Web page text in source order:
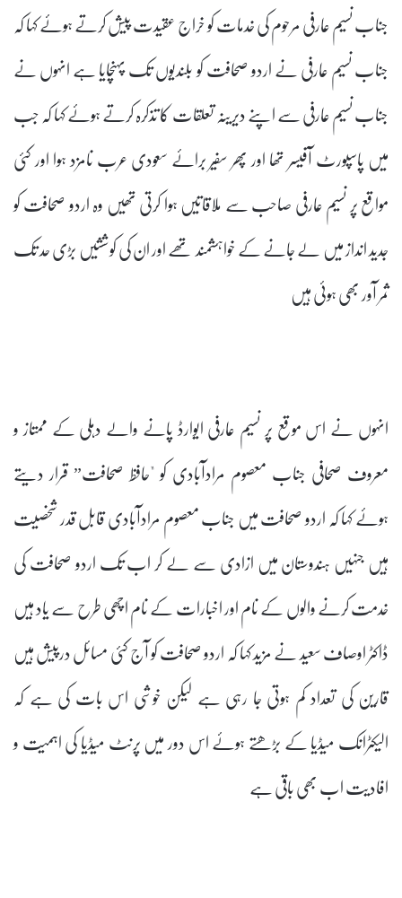
جناب نسیم عارفی مرحوم کی خدمات کو خراج عقیدت پیش کرتے ہوئے کہا کہ
جناب نسیم عارفی نے اردو صحافت کو بلندیوں تک پہنچایا ہے انہوں نے
جناب نسیم عارفی سے اپنے دیرینہ تعلقات کا تذکرہ کرتے ہوئے کہا کہ جب
میں پاسپورٹ آفیسر تھا اور پھر سفیر برائے سعودی عرب نامزد ہوا اور کئی
مواقع پر نسیم عارفی صاحب سے ملاقاتیں ہوا کرتی تھیں وہ اردو صحافت کو
جدید انداز میں لے جانے کے خواہشمند تھے اور ان کی کوششیں بڑی حد تک
ثمر آور بھی ہوئی ہیں
انہوں نے اس موقع پر نسیم عارفی ایوارڈ پانے والے دہلی کے ممتاز و
معروف صحافی جناب معصوم مرادآبادی کو "حافظ صحافت” قرار دیتے
ہوئے کہا کہ اردو صحافت میں جناب معصوم مرادآبادی قابل قدر شخصیت
ہیں جنہیں ہندوستان میں ازادی سے لے کر اب تک اردو صحافت کی
خدمت کرنے والوں کے نام اور اخبارات کے نام اچھی طرح سے یاد ہیں
ڈاکٹر اوصاف سعید نے مزید کہا کہ اردو صحافت کو آج کئی مسائل درپیش ہیں
قارین کی تعداد کم ہوتی جا رہی ہے لیکن خوشی اس بات کی ہے کہ
الیکٹرانک میڈیا کے بڑھتے ہوئے اس دور میں پرنٹ میڈیا کی اہمیت و
افادیت اب بھی باقی ہے